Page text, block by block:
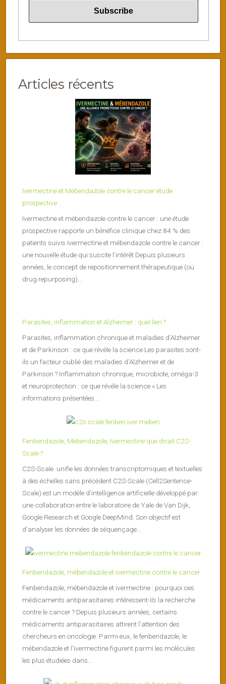
Articles récents
Ivermectine et Mébendazole contre le cancer étude
prospective
Ivermectine et mébendazole contre le cancer : une étude
prospective rapporte un bénéfice clinique chez 84 % des
patients suivis Ivermectine et mébendazole contre le cancer :
une nouvelle étude qui suscite l’intérêt Depuis plusieurs
années, le concept de repositionnement thérapeutique (ou
drug repurposing)...
Parasites, inflammation et Alzheimer : quel lien ?
Parasites, inflammation chronique et maladies d’Alzheimer
et de Parkinson : ce que révèle la science Les parasites sont-
ils un facteur oublié des maladies d’Alzheimer et de
Parkinson ? Inflammation chronique, microbiote, oméga-3
et neuroprotection : ce que révèle la science « Les
informations présentées...
Fenbendazole, Mebendazole, Ivermectine que dirait C2S-
Scale ?
C2S-Scale unifie les données transcriptomiques et textuelles
à des échelles sans précédent C2S-Scale (Cell2Sentence-
Scale) est un modèle d’intelligence artificielle développé par
une collaboration entre le laboratoire de Yale de Van Dijk,
Google Research et Google DeepMind. Son objectif est
d’analyser les données de séquençage...
Fenbendazole, mébendazole et ivermectine contre le cancer
Fenbendazole, mébendazole et ivermectine : pourquoi ces
médicaments antiparasitaires intéressent-ils la recherche
contre le cancer ? Depuis plusieurs années, certains
médicaments antiparasitaires attirent l’attention des
chercheurs en oncologie. Parmi eux, le fenbendazole, le
mébendazole et l’ivermectine figurent parmi les molécules
les plus étudiées dans...